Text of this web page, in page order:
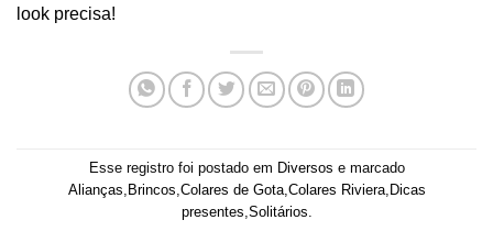
look precisa!
Esse registro foi postado em Diversos e marcado
Alianças Brincos Colares de Gota, Colares Riviera, Dicas
presentes Solitários